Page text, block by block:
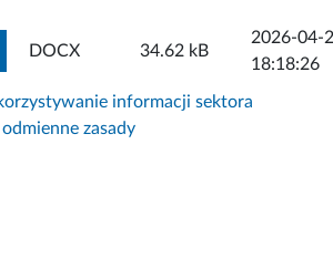
ZAŁĄCZNIK
DOCX 34.62 kB
2026-04-
18:18:26
informacji sektora
zasady